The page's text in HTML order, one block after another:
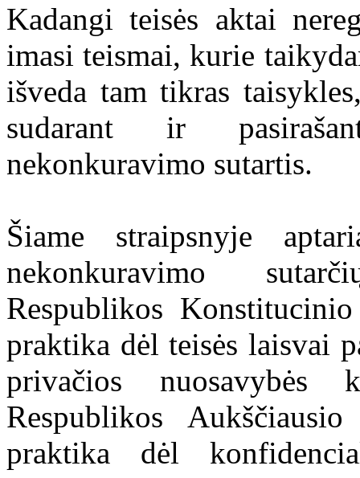
Kadangi teisės aktai
imasi teismai, kurie
išveda tam tikras
sudarant ir
nekonkuravimo sutartis.
Šiame straipsnyje
nekonkuravimo
Respublikos
praktika dėl teisės laisvai
privačios nuosavybės
Respublikos
praktika dėl